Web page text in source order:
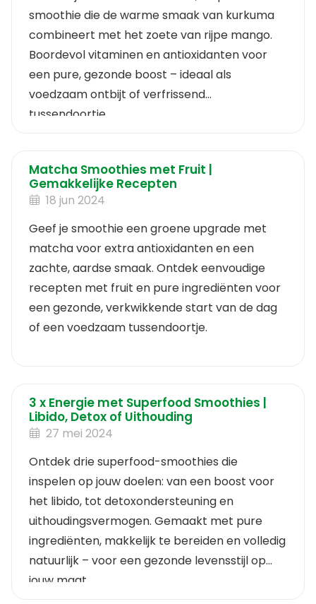
smoothie die de warme smaak van kurkuma
combineert met het zoete van rijpe mango.
Boordevol vitaminen en antioxidanten voor
een pure, gezonde boost – ideaal als
voedzaam ontbijt of verfrissend
tussendoortje.
Matcha Smoothies met Fruit |
Gemakkelijke Recepten
18 jun 2024
Geef je smoothie een groene upgrade met
matcha voor extra antioxidanten en een
zachte, aardse smaak. Ontdek eenvoudige
recepten met fruit en pure ingrediënten voor
een gezonde, verkwikkende start van de dag
of een voedzaam tussendoortje.
3 x Energie met Superfood Smoothies |
Libido, Detox of Uithouding
27 mei 2024
Ontdek drie superfood-smoothies die
inspelen op jouw doelen: van een boost voor
het libido, tot detoxondersteuning en
uithoudingsvermogen. Gemaakt met pure
ingrediënten, makkelijk te bereiden en volledig
natuurlijk – voor een gezonde levensstijl op
jouw maat.